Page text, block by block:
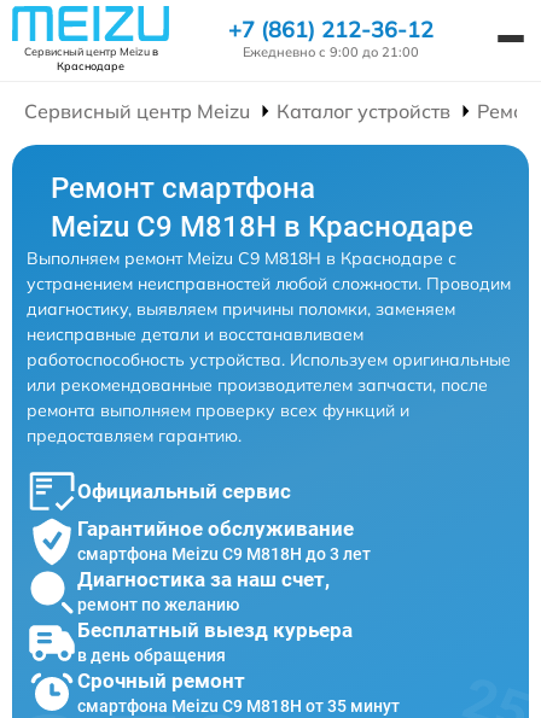
Сервисный центр Meizuв
Краснодаре
+7 (861) 212-36-12
Ежедневно с 9:00 до 21:00
Сервисный центр Meizu Каталог устройств
Ремонт смартфона
Meizu C9 M818H в Краснодаре
Выполняем ремонт Meizu C9 M818H в Краснодаре с
устранением неисправностей любой сложности. Проводим
диагностику, выявляем причины поломки, заменяем
неисправные детали и восстанавливаем
работоспособность устройства. Используем оригинальные
или рекомендованные производителем запчасти, после
ремонта выполняем проверку всех функций и
предоставляем гарантию.
Официальный сервис
Гарантийное обслуживание
смартфона Meizu C9 M818H до 3 лет
Диагностика за наш счет,
ремонт по желанию
Бесплатный выезд курьера
в день обращения
Срочный ремонт
смартфона Meizu C9 M818H от 35 минут